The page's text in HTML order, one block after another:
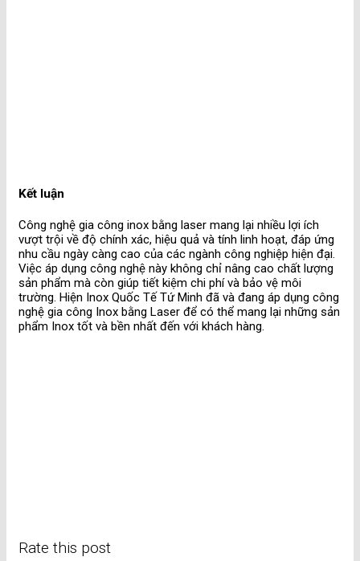
Kết luận
Công nghệ gia công inox bằng laser mang lại nhiều lợi ích
vượt trội về độ chính xác, hiệu quả và tính linh hoạt, đáp ứng
nhu cầu ngày càng cao của các ngành công nghiệp hiện đại.
Việc áp dụng công nghệ này không chỉ nâng cao chất lượng
sản phẩm mà còn giúp tiết kiệm chi phí và bảo vệ môi
trường. Hiện Inox Quốc Tế Tứ Minh đã và đang áp dụng công
nghệ gia công Inox bằng Laser để có thể mang lại những sản
phẩm Inox tốt và bền nhất đến với khách hàng.
Rate this post